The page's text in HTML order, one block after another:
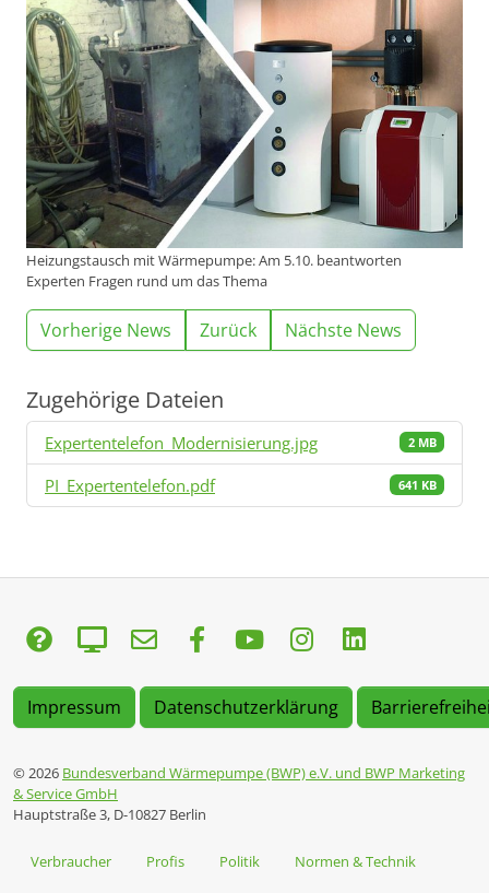
Heizungstausch mit Wärmepumpe: Am 5.10. beantworten
Experten Fragen rund um das Thema
Vorherige News Zurück Nächste News
Zugehörige Dateien
Expertentelefon_Modernisierung.jpg 2 MB
PI_Expertentelefon.pdf 641 KB
Impressum Datenschutzerklärung
© 2026 Bundesverband Wärmepumpe (BWP) e.V. und BWP Marketing
& Service GmbH
Hauptstraße 3, D-10827 Berlin
Verbraucher Profis Politik
Normen & Technik